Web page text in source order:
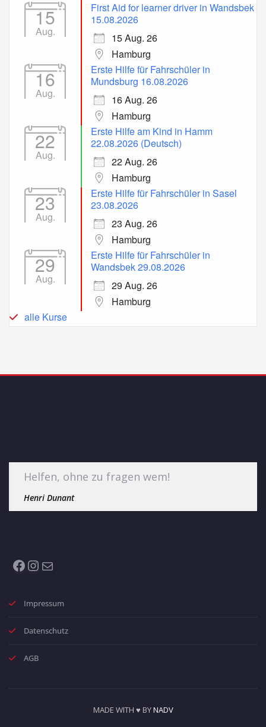
15
Aug.
First Aid for learner driver in Wandsbek
15.08.2026
15 Aug. 26
Hamburg
16
Aug.
Erste Hilfe für Fahrschüler in
Mundsburg 16.08.2026
16 Aug. 26
Hamburg
22
Aug.
Erste Hilfe am Kind in Hamm
22.08.2026 (Deutsch)
22 Aug. 26
Hamburg
23
Aug.
Erste Hilfe für Fahrschüler in Sasel
23.08.2026
23 Aug. 26
Hamburg
29
Aug.
Erste Hilfe für Fahrschüler in
Wandsbek 29.08.2026
29 Aug. 26
Hamburg
alle Kurse
Helfen, ohne zu fragen wem!
Henri Dunant
Facebook
Instagram
E-Mail
Impressum
Datenschutz
AGB
MADE WITH ♥ BYNADV